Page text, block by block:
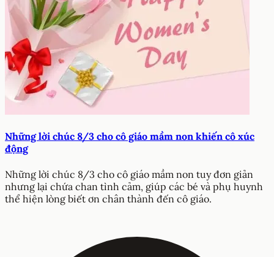
Những lời chúc 8/3 cho cô giáo mầm non khiến cô xúc
động
Những lời chúc 8/3 cho cô giáo mầm non tuy đơn giản
nhưng lại chứa chan tình cảm, giúp các bé và phụ huynh
thể hiện lòng biết ơn chân thành đến cô giáo.